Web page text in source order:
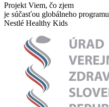
Projekt Viem, čo zjem
je súčasťou globálneho programu
Nestlé Healthy Kids